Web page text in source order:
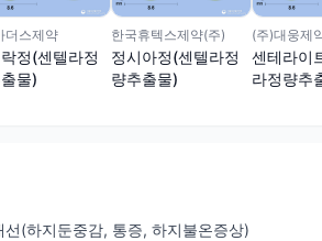
더스제약
정(센텔라정
물)
한국휴텍스제약(주)
정시아정(센텔라정
량추출물)
(주)대웅제
센테라이
라정량추
(하지둔중감, 통증, 하지불온증상)